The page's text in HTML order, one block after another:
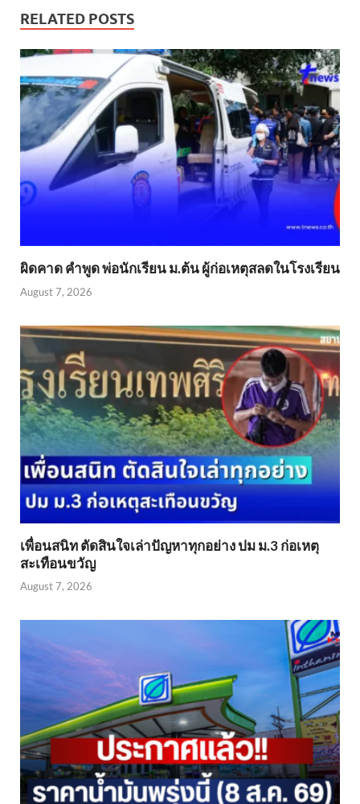
RELATED POSTS
ผิดคาด คำพูด พ่อนักเรียน ม.ต้น ผู้ก่อเหตุสลดในโรงเรียน
August 7, 2026
เพื่อนสนิท ตัดสินใจเล่าปัญหาทุกอย่าง ปม ม.3 ก่อเหตุ
สะเทือนขวัญ
August 7, 2026